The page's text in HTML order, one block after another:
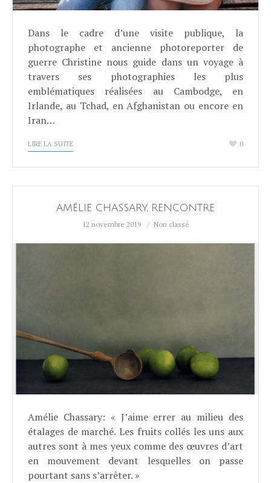
Dans le cadre d’une visite publique, la
photographe et ancienne photoreporter de
guerre Christine nous guide dans un voyage à
travers ses photographies les plus
emblématiques réalisées au Cambodge, en
Irlande, au Tchad, en Afghanistan ou encore en
Iran…
LIRE LA SUITE 0
AMÉLIE CHASSARY, RENCONTRE
12 novembre 2019 Non classé
Amélie Chassary: « J’aime errer au milieu des
étalages de marché. Les fruits collés les uns aux
autres sont à mes yeux comme des œuvres d’art
en mouvement devant lesquelles on passe
pourtant sans s’arrêter. »